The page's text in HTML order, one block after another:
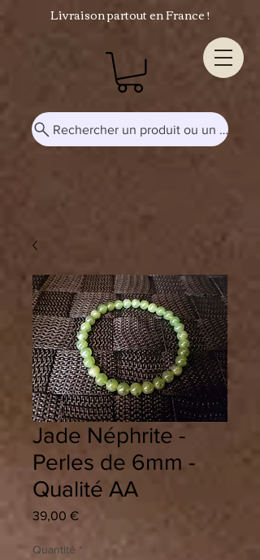
Livraison partout en France !
Rechercher un produit ou un mot-
Jade Néphrite -
Perles de 6mm -
Qualité AA
39,00 €Prix
Quantité *